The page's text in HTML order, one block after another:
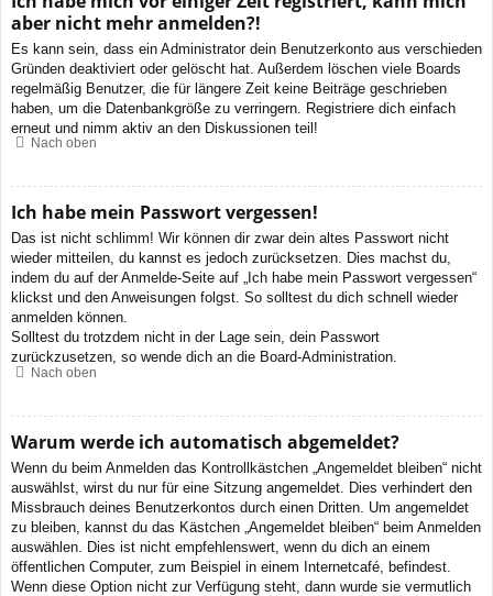
aber nicht mehr anmelden?!
Es kann sein, dass ein Administrator dein Benutzerkonto aus verschieden
Gründen deaktiviert oder gelöscht hat. Außerdem löschen viele Boards
regelmäßig Benutzer, die für längere Zeit keine Beiträge geschrieben
haben, um die Datenbankgröße zu verringern. Registriere dich einfach
erneut und nimm aktiv an den Diskussionen teil!
Nach oben
Ich habe mein Passwort vergessen!
Das ist nicht schlimm! Wir können dir zwar dein altes Passwort nicht
wieder mitteilen, du kannst es jedoch zurücksetzen. Dies machst du,
indem du auf der Anmelde-Seite auf „Ich habe mein Passwort vergessen“
klickst und den Anweisungen folgst. So solltest du dich schnell wieder
anmelden können.
Solltest du trotzdem nicht in der Lage sein, dein Passwort
zurückzusetzen, so wende dich an die Board-Administration.
Nach oben
Warum werde ich automatisch abgemeldet?
Wenn du beim Anmelden das Kontrollkästchen „Angemeldet bleiben“ nicht
auswählst, wirst du nur für eine Sitzung angemeldet. Dies verhindert den
Missbrauch deines Benutzerkontos durch einen Dritten. Um angemeldet
zu bleiben, kannst du das Kästchen „Angemeldet bleiben“ beim Anmelden
auswählen. Dies ist nicht empfehlenswert, wenn du dich an einem
öffentlichen Computer, zum Beispiel in einem Internetcafé, befindest.
Wenn diese Option nicht zur Verfügung steht, dann wurde sie vermutlich